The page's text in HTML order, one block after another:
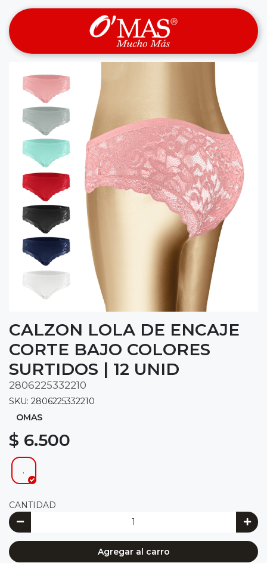
CALZON LOLA DE ENCAJE
CORTE BAJO COLORES
SURTIDOS | 12 UNID
2806225332210
SKU: 2806225332210
OMAS
$ 6.500
.
CANTIDAD
Agregar al carro